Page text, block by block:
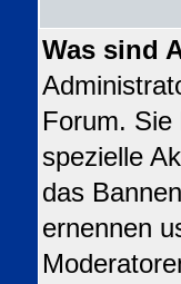
Was sind
Forum. Sie
spezielle
das
ernennen